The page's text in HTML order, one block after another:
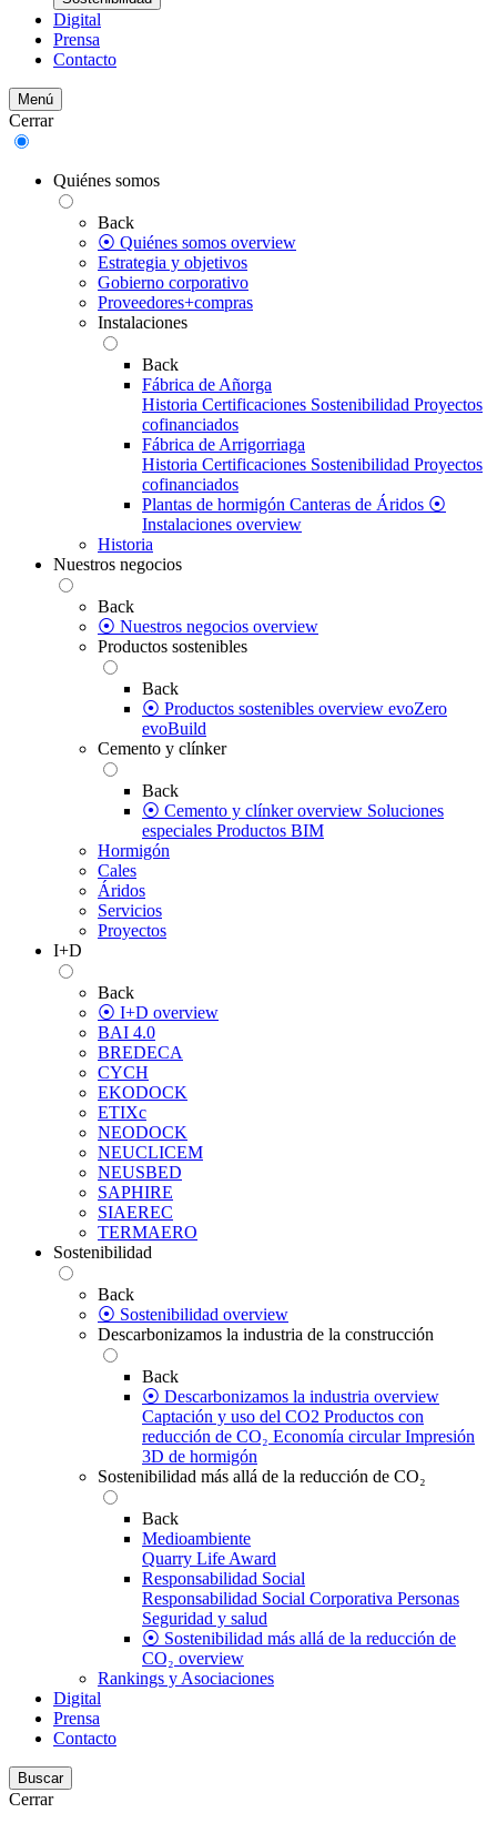
Digital
Prensa
Contacto
Menú
Cerrar
Quiénes somos
Back
⦿ Quiénes somos overview
Estrategia y objetivos
Gobierno corporativo
Proveedores+compras
Instalaciones
Back
Fábrica de Añorga
Historia Certificaciones Sostenibilidad Proyectos
cofinanciados
Fábrica de Arrigorriaga
Historia Certificaciones Sostenibilidad Proyectos
cofinanciados
Plantas de hormigón Canteras de Áridos ⦿
Instalaciones overview
Historia
Nuestros negocios
Back
⦿ Nuestros negocios overview
Productos sostenibles
Back
⦿ Productos sostenibles overview evoZero
evoBuild
Cemento y clínker
Back
⦿ Cemento y clínker overview Soluciones
especiales Productos BIM
Hormigón
Cales
Áridos
Servicios
Proyectos
I+D
Back
⦿ I+D overview
BAI 4.0
BREDECA
CYCH
EKODOCK
ETIXc
NEODOCK
NEUCLICEM
NEUSBED
SAPHIRE
SIAEREC
TERMAERO
Sostenibilidad
Back
⦿ Sostenibilidad overview
Descarbonizamos la industria de la construcción
Back
⦿ Descarbonizamos la industria overview
Captación y uso del CO2 Productos con
reducción de CO₂ Economía circular Impresión
3D de hormigón
Sostenibilidad más allá de la reducción de CO₂
Back
Medioambiente
Quarry Life Award
Responsabilidad Social
Responsabilidad Social Corporativa Personas
Seguridad y salud
⦿ Sostenibilidad más allá de la reducción de
CO₂ overview
Rankings y Asociaciones
Digital
Prensa
Contacto
Buscar
Cerrar